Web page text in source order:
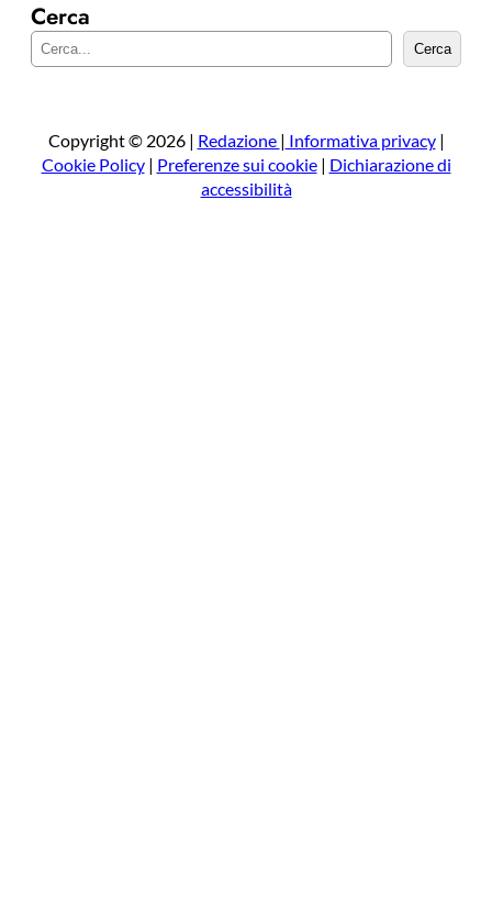
Cerca
e
a
Cerca
Copyright © 2026 | Redazione | Informativa privacy|
Cookie Policy| Preferenze sui cookie| Dichiarazione di
accessibilità